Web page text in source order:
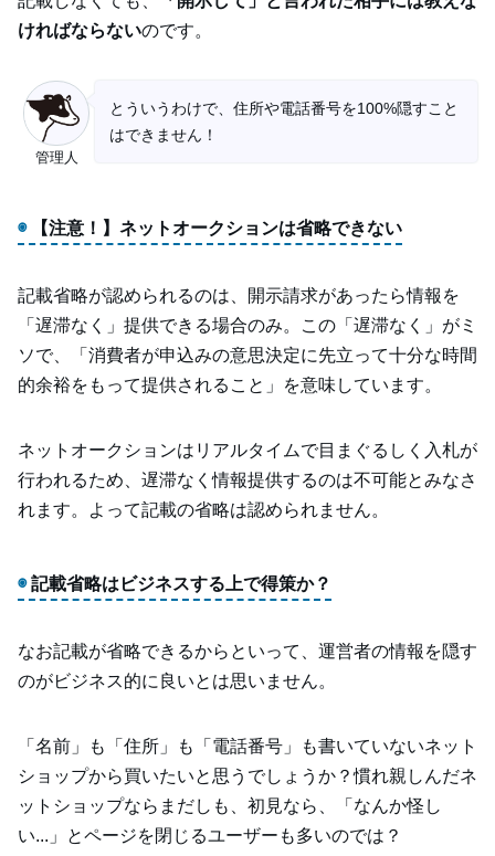
ければならないのです。
管理人
とういうわけで、住所や電話番号を100%隠すこと
はできません！
【注意！】ネットオークションは省略できない
記載省略が認められるのは、開示請求があったら情報を
「遅滞なく」提供できる場合のみ。この「遅滞なく」がミ
ソで、「消費者が申込みの意思決定に先立って十分な時間
的余裕をもって提供されること」を意味しています。
ネットオークションはリアルタイムで目まぐるしく入札が
行われるため、遅滞なく情報提供するのは不可能とみなさ
れます。よって記載の省略は認められません。
記載省略はビジネスする上で得策か？
なお記載が省略できるからといって、運営者の情報を隠す
のがビジネス的に良いとは思いません。
「名前」も「住所」も「電話番号」も書いていないネット
ショップから買いたいと思うでしょうか？慣れ親しんだネ
ットショップならまだしも、初見なら、「なんか怪し
い...」とページを閉じるユーザーも多いのでは？